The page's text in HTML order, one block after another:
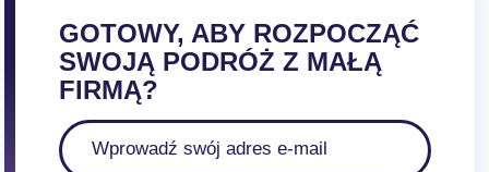
GOTOWY, ABY ROZPOCZĄĆ
SWOJĄ PODRÓŻ Z MAŁĄ
FIRMĄ?